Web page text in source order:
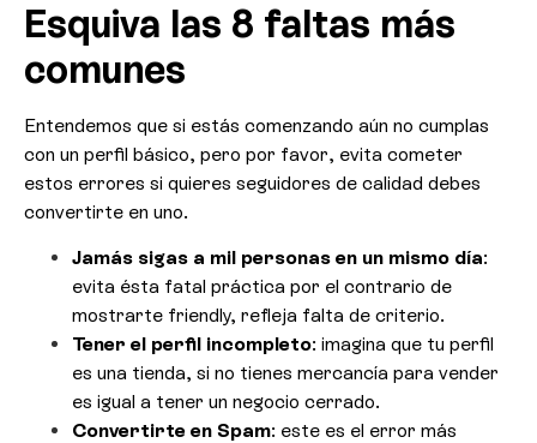
Esquiva las 8 faltas más
comunes
Entendemos que si estás comenzando aún no cumplas
con un perfil básico, pero por favor, evita cometer
estos errores si quieres seguidores de calidad debes
convertirte en uno.
Jamás sigas a mil personas en un mismo día:
evita ésta fatal práctica por el contrario de
mostrarte friendly, refleja falta de criterio.
Tener el perfil incompleto: imagina que tu perfil
es una tienda, si no tienes mercancía para vender
es igual a tener un negocio cerrado.
Convertirte en Spam: este es el error más